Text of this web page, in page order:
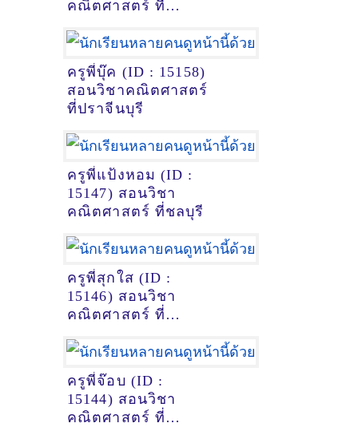
คณิตศาสตร์ ที่
ครูพี่บุ๊ค (ID : 15158)
สอนวิชาคณิตศาสตร์
ที่ปราจีนบุรี
ครูพี่แป้งหอม (ID :
15147) สอนวิชา
คณิตศาสตร์ ที่ชลบุรี
ครูพี่สุกใส (ID :
15146) สอนวิชา
คณิตศาสตร์ ที่
ครูพี่จ๊อบ (ID :
15144) สอนวิชา
คณิตศาสตร์ ที่